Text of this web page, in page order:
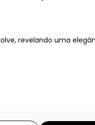
revelando uma